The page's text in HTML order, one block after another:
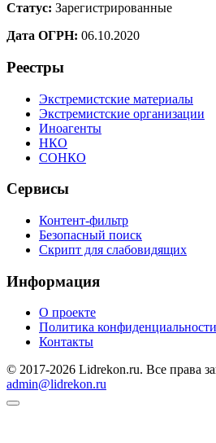
Статус: Зарегистрированные
Дата ОГРН: 06.10.2020
Реестры
Экстремистские материалы
Экстремистские организации
Иноагенты
НКО
СОНКО
Сервисы
Контент-фильтр
Безопасный поиск
Скрипт для слабовидящих
Информация
О проекте
Политика конфиденциальности
Контакты
© 2017-2026 Lidrekon.ru. Все права
admin@lidrekon.ru